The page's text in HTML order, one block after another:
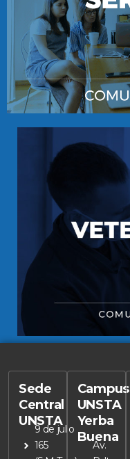
Sede
Central
UNSTA
9 de julio
165
Campus
UNSTA
Yerba
Buena
Av.